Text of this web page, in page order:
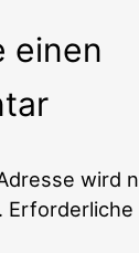
einen
wird
Erforderliche